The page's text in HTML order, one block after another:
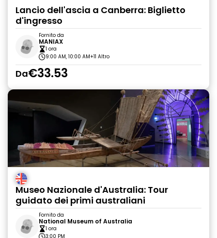
Lancio dell'ascia a Canberra: Biglietto
d'ingresso
Fornito da
MANIAX
1 ora
9:00 AM, 10:00 AM+11 Altro
Da€33.53
Museo Nazionale d'Australia: Tour
guidato dei primi australiani
Fornito da
National Museum of Australia
1 ora
3:00 PM